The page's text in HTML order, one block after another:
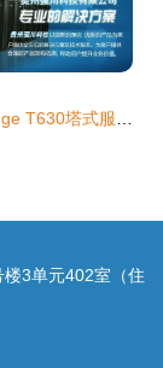
戴尔PowerEdge T630塔式服务器 配置解析与贵阳市场行情
3单元402室（住